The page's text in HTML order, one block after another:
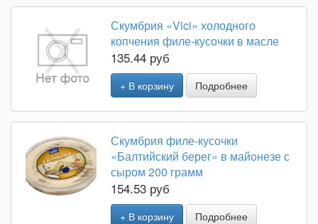
Скумбрия «Vici» холодного
копчения филе-кусочки в масле
135.44 руб
+ В корзину Подробнее
Скумбрия филе-кусочки
«Балтийский берег» в майонезе с
сыром 200 грамм
154.53 руб
+ В корзину Подробнее